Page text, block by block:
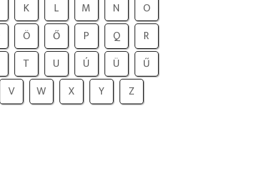
K L M N
O
Ö Ő P Q
R
T U Ú Ü
Ű
V
W X Y Z